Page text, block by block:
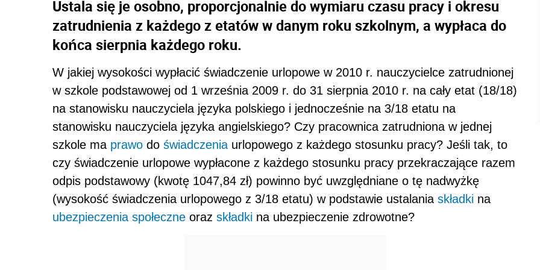
Ustala się je osobno, proporcjonalnie do wymiaru czasu pracy i okresu
zatrudnienia z każdego z etatów w danym roku szkolnym, a wypłaca do
końca sierpnia każdego roku.
W jakiej wysokości wypłacić świadczenie urlopowe w 2010 r. nauczycielce zatrudnionej
w szkole podstawowej od 1 września 2009 r. do 31 sierpnia 2010 r. na cały etat (18/18)
na stanowisku nauczyciela języka polskiego i jednocześnie na 3/18 etatu na
stanowisku nauczyciela języka angielskiego? Czy pracownica zatrudniona w jednej
szkole ma prawo do świadczenia urlopowego z każdego stosunku pracy? Jeśli tak, to
czy świadczenie urlopowe wypłacone z każdego stosunku pracy przekraczające razem
odpis podstawowy (kwotę 1047,84 zł) powinno być uwzględniane o tę nadwyżkę
(wysokość świadczenia urlopowego z 3/18 etatu) w podstawie ustalania składki na
ubezpieczenia społeczne oraz składki na ubezpieczenie zdrowotne?